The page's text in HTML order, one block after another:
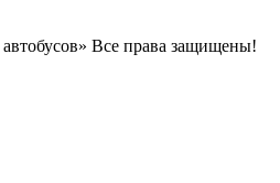
Все права защищены!